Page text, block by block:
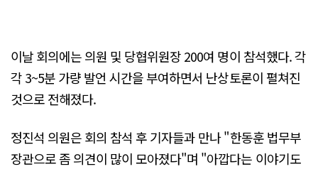
이날 회의에는 의원 및 당협위원장 200여 명이 참석했다. 각
각 3~5분 가량 발언 시간을 부여하면서 난상토론이 펼쳐진
것으로 전해졌다.
정진석 의원은 회의 참석 후 기자들과 만나 "한동훈 법무부
장관으로 좀 의견이 많이 모아졌다"며 "아깝다는 이야기도